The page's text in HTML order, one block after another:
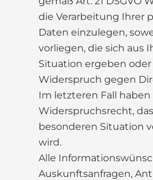
die Verarbeitung Ihrer
Daten einzulegen,
vorliegen, die sich aus
Situation ergeben oder
Widerspruch gegen
Im letzteren Fall haben
Widerspruchsrecht,
besonderen Situation
wird.
Alle
Auskunftsanfragen,